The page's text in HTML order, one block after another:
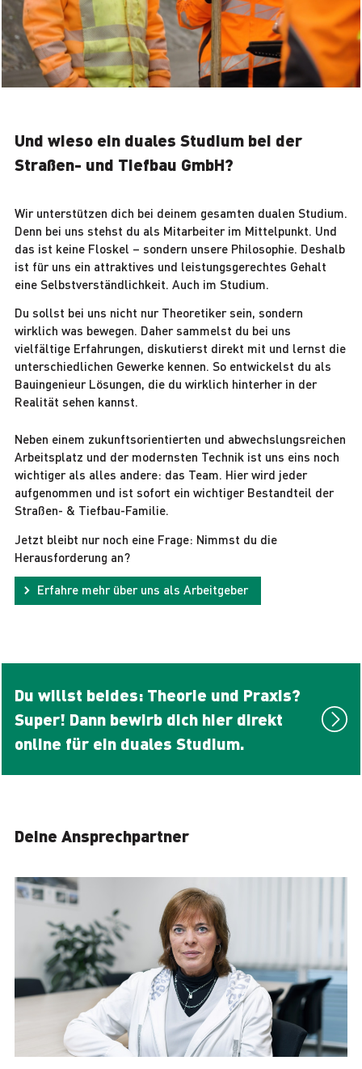
Und wieso ein duales Studium bei der
Straßen- und Tiefbau GmbH?
Wir unterstützen dich bei deinem gesamten dualen Studium.
Denn bei uns stehst du als Mitarbeiter im Mittelpunkt. Und
das ist keine Floskel – sondern unsere Philosophie. Deshalb
ist für uns ein attraktives und leistungsgerechtes Gehalt
eine Selbstverständlichkeit. Auch im Studium.
Du sollst bei uns nicht nur Theoretiker sein, sondern
wirklich was bewegen. Daher sammelst du bei uns
vielfältige Erfahrungen, diskutierst direkt mit und lernst die
unterschiedlichen Gewerke kennen. So entwickelst du als
Bauingenieur Lösungen, die du wirklich hinterher in der
Realität sehen kannst.
Neben einem zukunftsorientierten und abwechslungsreichen
Arbeitsplatz und der modernsten Technik ist uns eins noch
wichtiger als alles andere: das Team. Hier wird jeder
aufgenommen und ist sofort ein wichtiger Bestandteil der
Straßen- & Tiefbau-Familie.
Jetzt bleibt nur noch eine Frage: Nimmst du die
Herausforderung an?
Erfahre mehr über uns als Arbeitgeber
Du willst beides: Theorie und Praxis?
Super! Dann bewirb dich hier direkt
online für ein duales Studium.
Deine Ansprechpartner